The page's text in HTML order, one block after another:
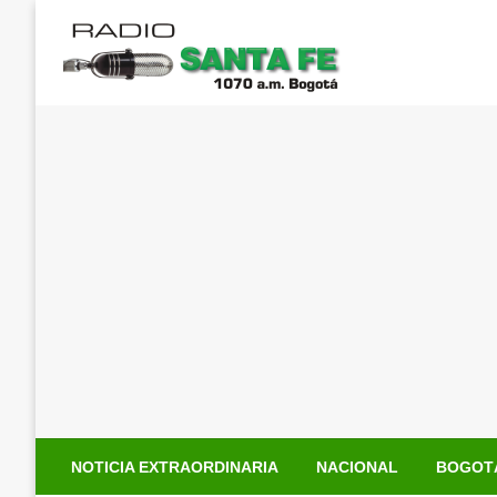
contenido
NOTICIA EXTRAORDINARIA NACIONAL